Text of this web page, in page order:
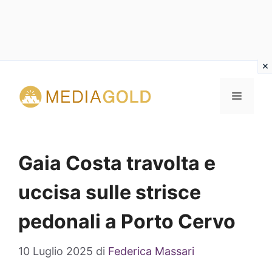
contenuto
MENU
Gaia Costa travolta e
uccisa sulle strisce
pedonali a Porto Cervo
10 Luglio 2025 di Federica Massari